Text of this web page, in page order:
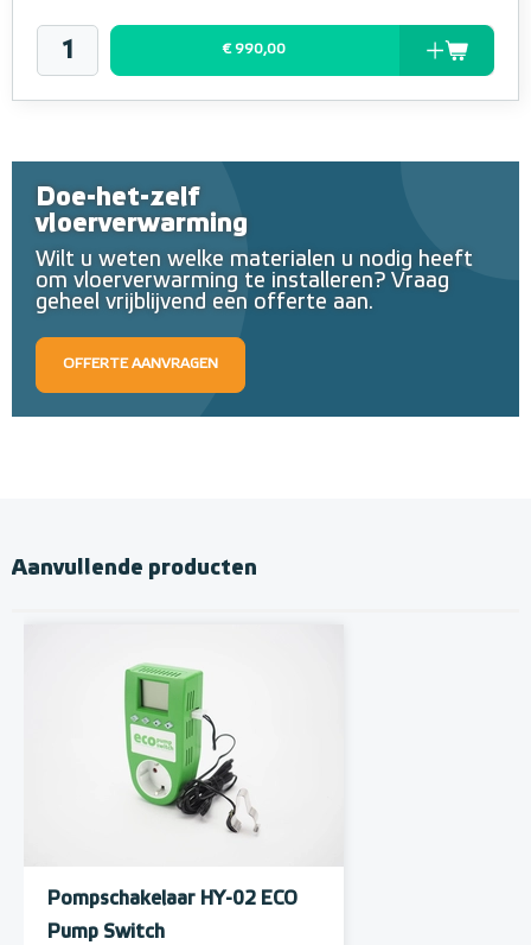
€ 990,00
Doe-het-zelf
vloerverwarming
Wilt u weten welke materialen u nodig heeft
om vloerverwarming te installeren? Vraag
geheel vrijblijvend een offerte aan.
OFFERTE AANVRAGEN
Aanvullende producten
Pompschakelaar HY-02 ECO
Pump Switch